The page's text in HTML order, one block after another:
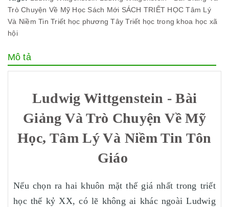
Trò Chuyện Về Mỹ Học Sách Mới SÁCH TRIẾT HỌC Tâm Lý
Và Niềm Tin Triết học phương Tây Triết học trong khoa học xã
hội
Mô tả
Ludwig Wittgenstein - Bài
Giảng Và Trò Chuyện Về Mỹ
Học, Tâm Lý Và Niềm Tin Tôn
Giáo
Nếu chọn ra hai khuôn mặt thế giá nhất trong triết
học thế kỷ XX, có lẽ không ai khác ngoài Ludwig